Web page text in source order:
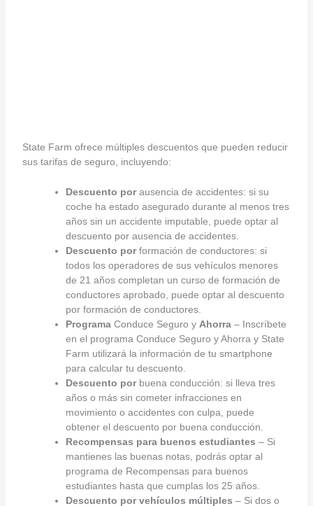
State Farm ofrece múltiples descuentos que pueden reducir
sus tarifas de seguro, incluyendo:
Descuento porausencia de accidentes: si su
coche ha estado asegurado durante al menos tres
años sin un accidente imputable, puede optar al
descuento por ausencia de accidentes.
Descuento porformación de conductores: si
todos los operadores de sus vehículos menores
de 21 años completan un curso de formación de
conductores aprobado, puede optar al descuento
por formación de conductores.
Programa Conduce Seguro y Ahorra – Inscríbete
en el programa Conduce Seguro y Ahorra y State
Farm utilizará la información de tu smartphone
para calcular tu descuento.
Descuento por buena conducción: si lleva tres
años o más sin cometer infracciones en
movimiento o accidentes con culpa, puede
obtener el descuento por buena conducción.
Recompensas para buenos estudiantes – Si
mantienes las buenas notas, podrás optar al
programa de Recompensas para buenos
estudiantes hasta que cumplas los 25 años.
Descuento por vehículos múltiples – Si dos o